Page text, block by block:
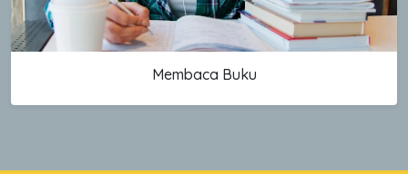
Membaca Buku